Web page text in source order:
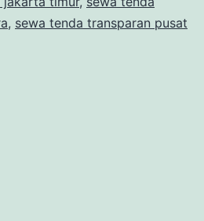
, sewa tenda transparan pusat